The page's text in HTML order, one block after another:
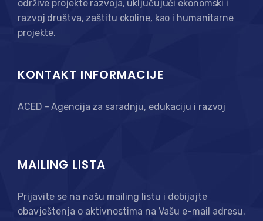
održive projekte razvoja, uključujući ekonomski i
razvoj društva, zaštitu okoline, kao i humanitarne
projekte.
KONTAKT INFORMACIJE
ACED - Agencija za saradnju, edukaciju i razvoj
MAILING LISTA
Prijavite se na našu mailing listu i dobijajte
obavještenja o aktivnostima na Vašu e-mail adresu.